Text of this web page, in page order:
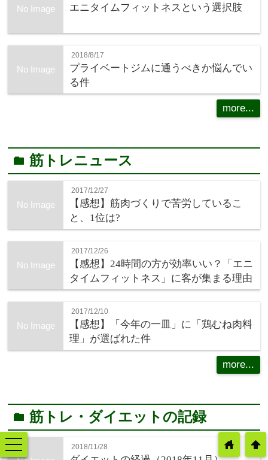
No Image エニタイムフィットネスという選択肢
No Image
2018/8/17
プライベートジムに通うべきか悩んでい
る件
more...
folder筋トレニュース
No Image
2017/12/27
【感想】筋肉づくりで苦労しているこ
と、1位は?
No Image
2017/12/26
【感想】24時間の方が効率いい？「エニ
タイムフィットネス」に客が集まる理由
No Image
2017/12/10
【感想】「今年の一皿」に「鶏むね肉料
理」が選ばれた件
more...
folder筋トレ・ダイエットの記録
2018/11/28
toggle
navigation
arrowup
home